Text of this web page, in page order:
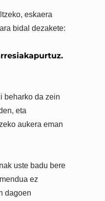
eskaera
bidal dezakete:
beharko da zein
eta
aukera eman
uste badu bere
ez
dagoen